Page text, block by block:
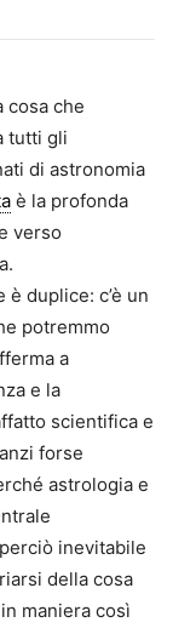
cosa che
tutti gli
di astronomia
è la profonda
verso
è duplice: c’è un
potremmo
a
e la
scientifica e
forse
astrologia e
inevitabile
della cosa
maniera così